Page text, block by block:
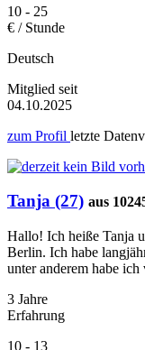
10 - 25
€ / Stunde
Deutsch
Mitglied seit
04.10.2025
zum Profil letzte
Tanja (27) aus
Hallo! Ich heiße Tanja
Berlin. Ich habe
unter anderem habe
3 Jahre
Erfahrung
10 - 13